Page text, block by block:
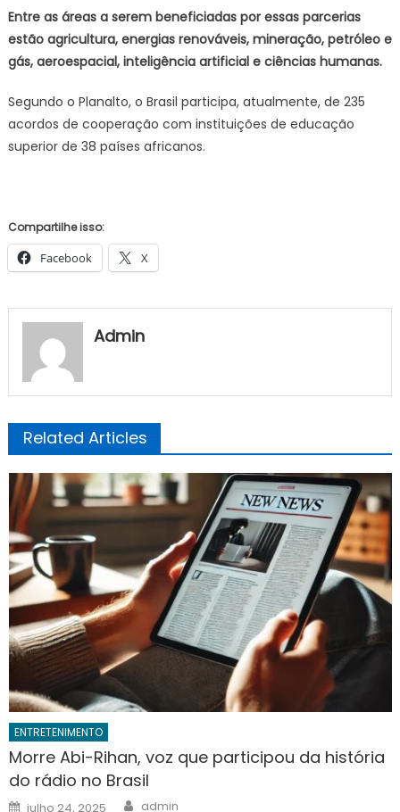
Entre as áreas a serem beneficiadas por essas parcerias
estão agricultura, energias renováveis, mineração, petróleo e
gás, aeroespacial, inteligência artificial e ciências humanas.
Segundo o Planalto, o Brasil participa, atualmente, de 235
acordos de cooperação com instituições de educação
superior de 38 países africanos.
Compartilhe isso:
Facebook X
Admin
Related Articles
ENTRETENIMENTO
Morre Abi-Rihan, voz que participou da história
do rádio no Brasil
Posted
julho 24, 2025 Author
admin